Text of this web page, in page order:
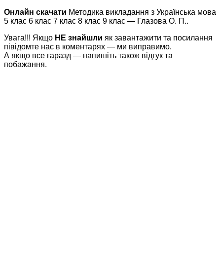
Онлайн скачати Методика викладання з Українська мова
5 клас 6 клас 7 клас 8 клас 9 клас — Глазова О. П..
Увага!!! Якщо НЕ знайшли як завантажити та посилання
півідомте нас в коментарях — ми виправимо.
А якщо все гаразд — напишіть також відгук та
побажання.